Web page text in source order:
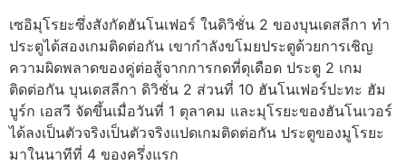
เซอิมุโรยะซึ่งสังกัดฮันโนเฟอร์ ในดิวิชั่น 2 ของบุนเดสลีกา ทำ
ประตูได้สองเกมติดต่อกัน เขากำลังขโมยประตูด้วยการเชิญ
ความผิดพลาดของคู่ต่อสู้จากการกดที่ดุเดือด ประตู 2 เกม
ติดต่อกัน บุนเดสลีกา ดิวิชั่น 2 ส่วนที่ 10 ฮันโนเฟอร์ปะทะ ฮัม
บูร์ก เอสวี จัดขึ้นเมื่อวันที่ 1 ตุลาคม และมุโรยะของฮันโนเวอร์
ได้ลงเป็นตัวจริงเป็นตัวจริงแปดเกมติดต่อกัน ประตูของมูโรยะ
มาในนาทีที่ 4 ของครึ่งแรก